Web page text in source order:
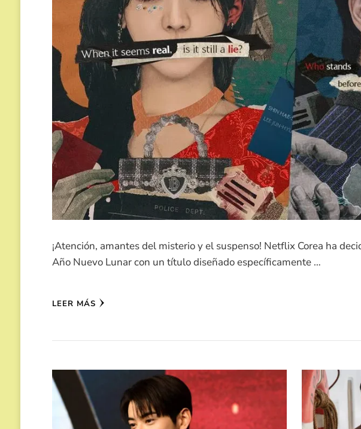
¡Atención, amantes del misterio y el suspenso! Netflix Corea ha
Año Nuevo Lunar con un título diseñado específicamente …
LEER MÁS